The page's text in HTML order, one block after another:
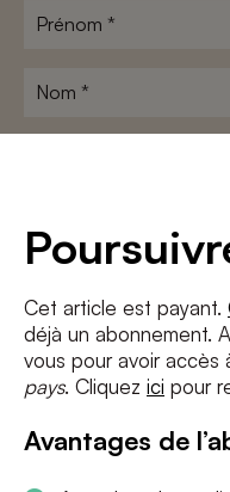
Cet article est payant.
déjà un abonnement.
vous pour avoir accès
pays. Cliquez ici pour
Avantages de
Prénom
Nom
J'accepte les termes et